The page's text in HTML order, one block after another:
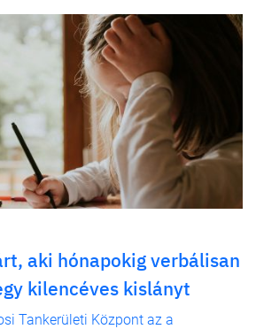
aki hónapokig verbálisan
kilencéves kislányt
Tankerületi Központ az a